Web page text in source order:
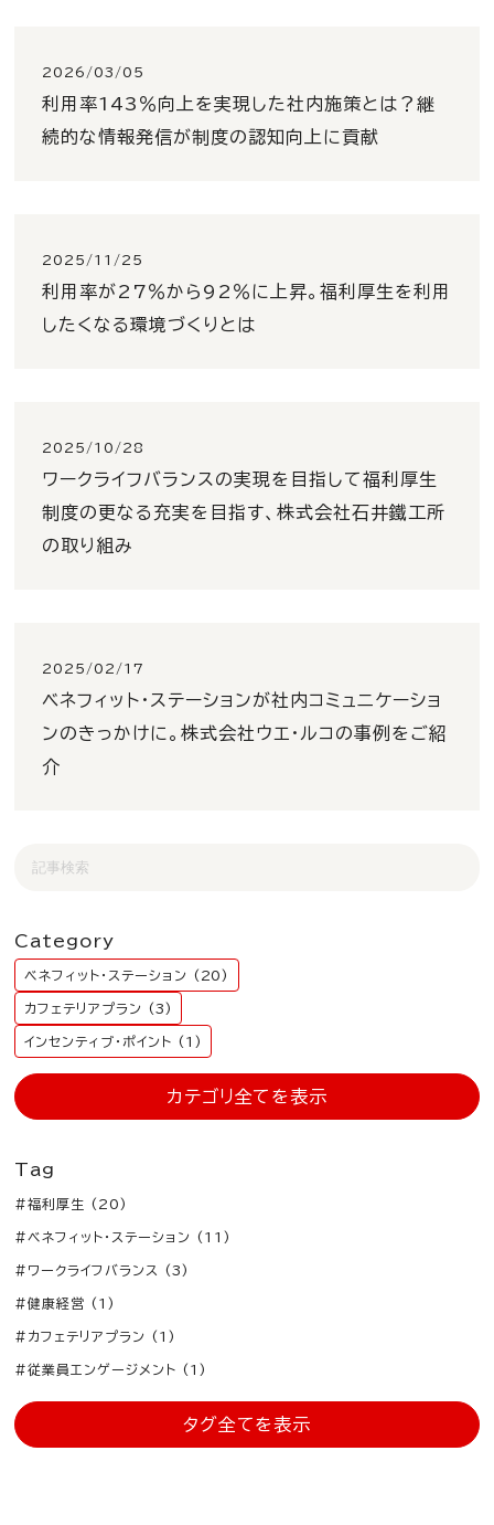
2026/03/05
利用率143％向上を実現した社内施策とは？継
続的な情報発信が制度の認知向上に貢献
2025/11/25
利用率が27％から92％に上昇。福利厚生を利用
したくなる環境づくりとは
2025/10/28
ワークライフバランスの実現を目指して福利厚生
制度の更なる充実を目指す、株式会社石井鐵工所
の取り組み
2025/02/17
ベネフィット・ステーションが社内コミュニケーショ
ンのきっかけに。株式会社ウエ・ルコの事例をご紹
介
Category
ベネフィット・ステーション (20)
カフェテリアプラン (3)
インセンティブ・ポイント (1)
カテゴリ全てを表示
Tag
#福利厚生 (20)
#ベネフィット・ステーション (11)
#ワークライフバランス (3)
#健康経営 (1)
#カフェテリアプラン (1)
#従業員エンゲージメント (1)
タグ全てを表示